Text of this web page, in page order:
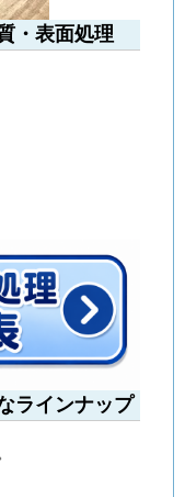
・表面処理
ラインナップ